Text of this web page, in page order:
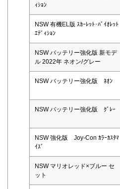
ｨｼｮﾝ
NSW 有機EL版 ｽｶｰﾚｯﾄ･ﾊﾞｲｵﾚｯﾄ
ｴﾃﾞｨｼｮﾝ
NSW バッテリー強化版 新モデ
ル 2022年 ネオン/グレー
NSW バッテリー強化版 ﾈｵﾝ
NSW バッテリー強化版 ｸﾞﾚｰ
NSW 強化版 Joy-Con ｶﾗｰｶｽﾀﾏ
ｲｽﾞ
NSW マリオレッド×ブルー セ
ット